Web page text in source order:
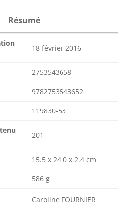
Résumé
18 février 2016
2753543658
9782753543652
119830-53
201
15.5 x 24.0 x 2.4 cm
586 g
Caroline FOURNIER